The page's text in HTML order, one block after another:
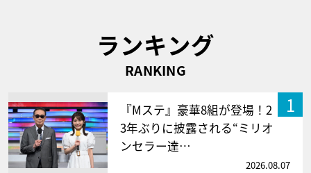
ランキング
RANKING
1
『Mステ』豪華8組が登場！2
3年ぶりに披露される“ミリオ
ンセラー達…
2026.08.07